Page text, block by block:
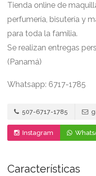
Tienda online de
perfumería, bisutería y
para toda la familia.
Se realizan entregas
(Panamá)
Whatsapp: 6717-1785
507-6717-1785
Instagram
Características